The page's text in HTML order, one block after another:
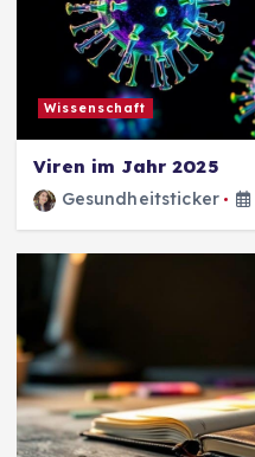
Wissenschaft
Viren im Jahr 2025
Gesundheitsticker